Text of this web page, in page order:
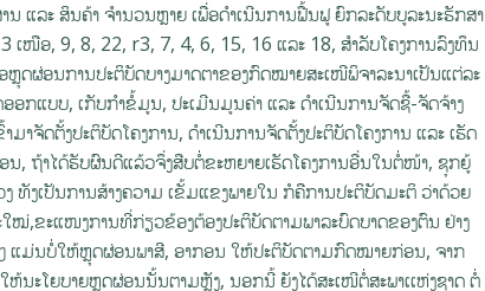
ແລະ ສິນຄ້າ ຈໍານວນຫຼາຍ ເພື່ອດໍາເນີນການຟື້ນຟູ ຍົກລະດັບບູລະນະຮັກສາ
ເໜືອ, 9, 8, 22, r3, 7, 4, 6, 15, 16 ແລະ 18, ສໍາລັບໂຄງການລົງທຶນ
ດຜ່ອນການປະຕິບັດບາງມາດຕາຂອງກົດໝາຍສະເໜີພິຈາລະນາເປັນແຕ່ລະ
ອອກແບບ, ເກັບກຳຂໍ້ມູນ, ປະເມີນມູນຄ່າ ແລະ ດໍາເນີນການຈັດຊື້-ຈັດຈ້າງ
າຈັດຕັ້ງປະຕິບັດໂຄງການ, ດໍາເນີນການຈັດຕັ້ງປະຕິບັດໂຄງການ ແລະ ເຮັດ
ນ, ຖ້າໄດ້ຮັບຜົນດີແລ້ວຈຶ່ງສືບຕໍ່ຂະຫຍາຍເຮັດໂຄງການອື່ນໃນຕໍ່ໜ້າ, ຊຸກຍູ້
ທັງເປັນການສ້າງຄວາມ ເຂັ້ມແຂງພາຍໃນ ກໍຄືການປະຕິບັດມະຕິ ວ່າດ້ວຍ
ໃໝ່,ຂະແໜງການທີ່ກ່ຽວຂ້ອງຕ້ອງປະຕິບັດຕາມພາລະບົດບາດຂອງຕົນ ຢ່າງ
ໆ ແມ່ນບໍ່ໃຫ້ຫຼຸດຜ່ອນພາສີ, ອາກອນ ໃຫ້ປະຕິບັດຕາມກົດໝາຍກ່ອນ, ຈາກ
ນະໂຍບາຍຫຼຸດຜ່ອນນັ້ນຕາມຫຼັງ, ນອກນີ້ ຍັງໄດ້ສະເໜີຕໍ່ສະພາເເຫ່ງຊາດ ຕໍ່